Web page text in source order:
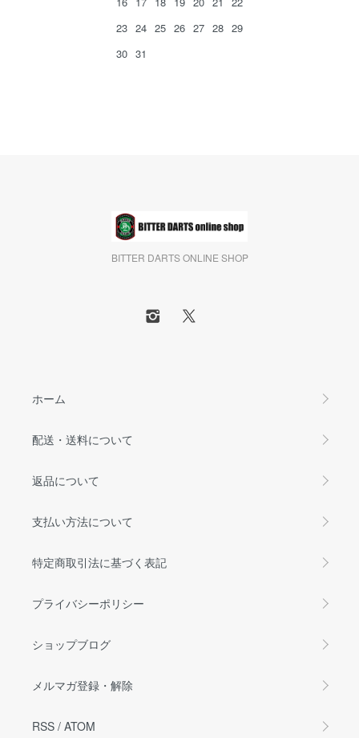
23 24 25 26 27 28 29
30 31
BITTER DARTS ONLINE SHOP
ホーム
配送・送料について
返品について
支払い方法について
特定商取引法に基づく表記
プライバシーポリシー
ショップブログ
メルマガ登録・解除
RSS / ATOM